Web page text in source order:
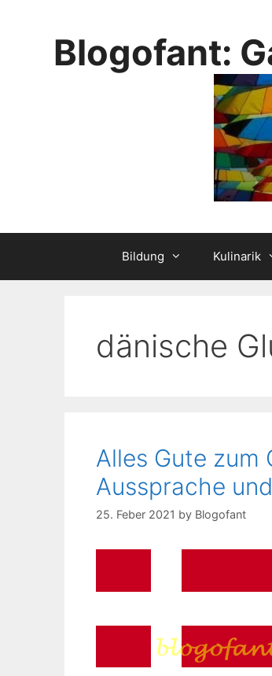
Blogofant:
Bildung Kulinarik
dänische
Alles Gute zum
Aussprache
25. Feber 2021 by Blogofant